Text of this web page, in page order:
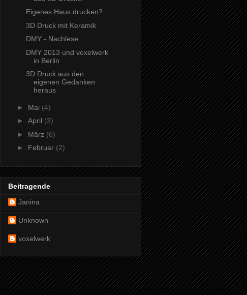
Eigenes Haus drucken?
3D Druck mit Keramik
DMY - Nachlese
DMY 2013 und voxelwerk
in Berlin
3D Druck aus den
eigenen Gedanken
heraus
► Mai (4)
► April (3)
► März (6)
► Februar (2)
Beitragende
Janina
Unknown
voxelwerk